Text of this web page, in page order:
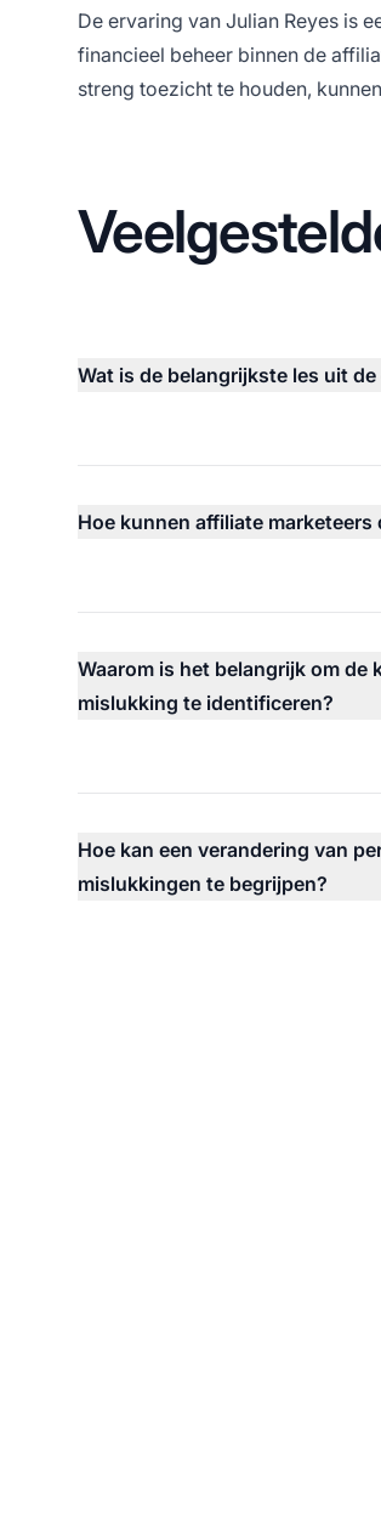
De ervaring van Julian Reyes is
financieel beheer binnen de
streng toezicht te houden,
Wat is de belangrijkste les uit
Hoe kunnen affiliate marketeers
Waarom is het belangrijk om de
mislukking te identificeren?
Hoe kan een verandering van
mislukkingen te begrijpen?